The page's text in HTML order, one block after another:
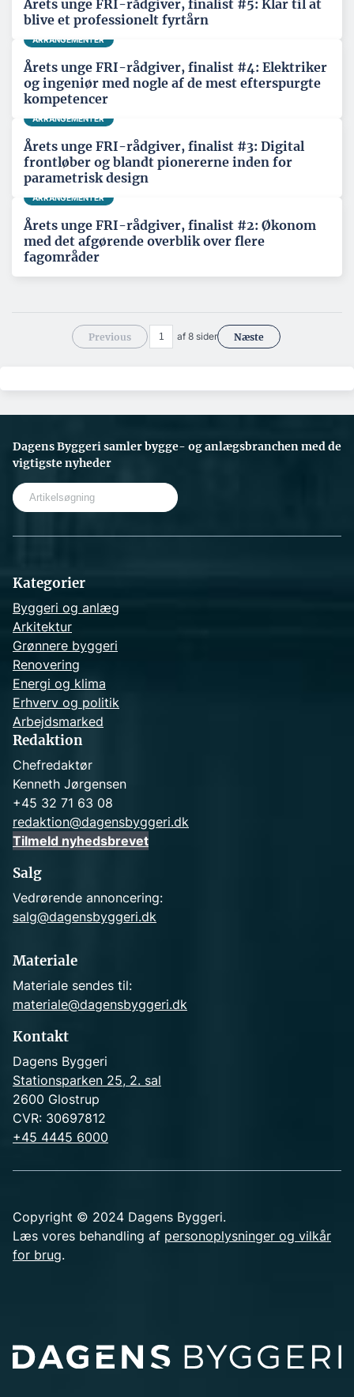
Årets unge FRI-rådgiver, finalist #5: Klar til at
blive et professionelt fyrtårn
ARRANGEMENTER
Årets unge FRI-rådgiver, finalist #4: Elektriker
og ingeniør med nogle af de mest efterspurgte
kompetencer
ARRANGEMENTER
Årets unge FRI-rådgiver, finalist #3: Digital
frontløber og blandt pionererne inden for
parametrisk design
ARRANGEMENTER
Årets unge FRI-rådgiver, finalist #2: Økonom
med det afgørende overblik over flere
fagområder
Previous af 8 sider Næste
Dagens Byggeri samler bygge- og anlægsbranchen med de
vigtigste nyheder
Kategorier
Byggeri og anlæg
Arkitektur
Grønnere byggeri
Renovering
Energi og klima
Erhverv og politik
Arbejdsmarked
Redaktion
Chefredaktør
Kenneth Jørgensen
+45 32 71 63 08
redaktion@dagensbyggeri.dk
Tilmeld nyhedsbrevet
Salg
Vedrørende annoncering:
salg@dagensbyggeri.dk
Materiale
Materiale sendes til:
materiale@dagensbyggeri.dk
Kontakt
Dagens Byggeri
Stationsparken 25, 2. sal
2600 Glostrup
CVR: 30697812
+45 4445 6000
Copyright © 2024 Dagens Byggeri.
Læs vores behandling af personoplysninger og vilkår
for brug.